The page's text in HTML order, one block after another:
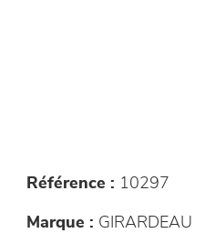
Référence : 10297
Marque : GIRARDEAU